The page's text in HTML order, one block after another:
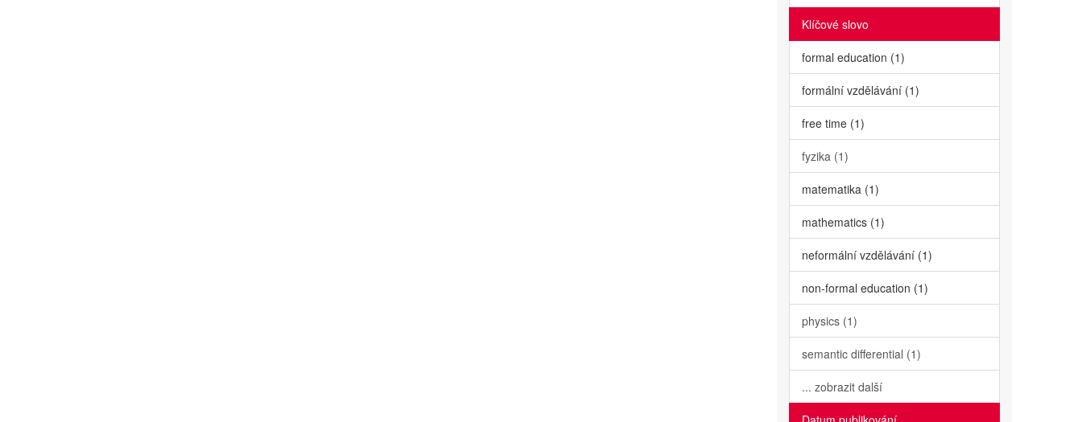
Klíčové slovo
formal education (1)
formální vzdělávání (1)
free time (1)
fyzika (1)
matematika (1)
mathematics (1)
neformální vzdělávání (1)
non-formal education (1)
physics (1)
semantic differential (1)
... zobrazit další